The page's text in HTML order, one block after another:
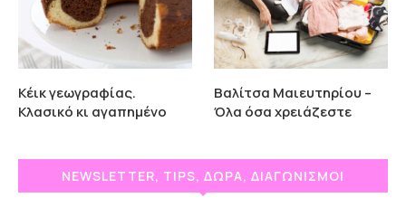
Κέικ γεωγραφίας.
Κλασικό κι αγαπημένο
Βαλίτσα Μαιευτηρίου –
Όλα όσα χρειάζεστε
NEWSLETTER, TIPS, ΔΩΡΑ, ΔΙΑΓΩΝΙΣΜΟΙ